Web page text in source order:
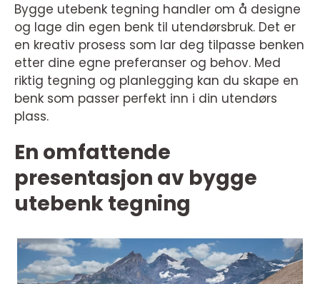
Bygge utebenk tegning handler om å designe
og lage din egen benk til utendørsbruk. Det er
en kreativ prosess som lar deg tilpasse benken
etter dine egne preferanser og behov. Med
riktig tegning og planlegging kan du skape en
benk som passer perfekt inn i din utendørs
plass.
En omfattende
presentasjon av bygge
utebenk tegning